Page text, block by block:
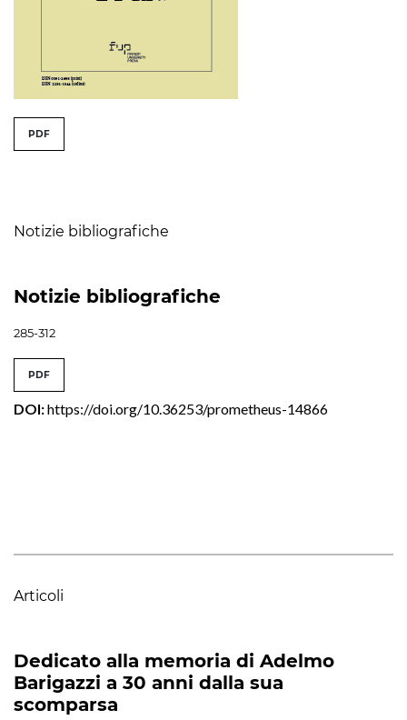
##issue.tableOfContents##
PDF
Notizie bibliografiche
Notizie bibliografiche
285-312
PDF
DOI:https://doi.org/10.36253/prometheus-14866
Articoli
Dedicato alla memoria di Adelmo
Barigazzi a 30 anni dalla sua
scomparsa